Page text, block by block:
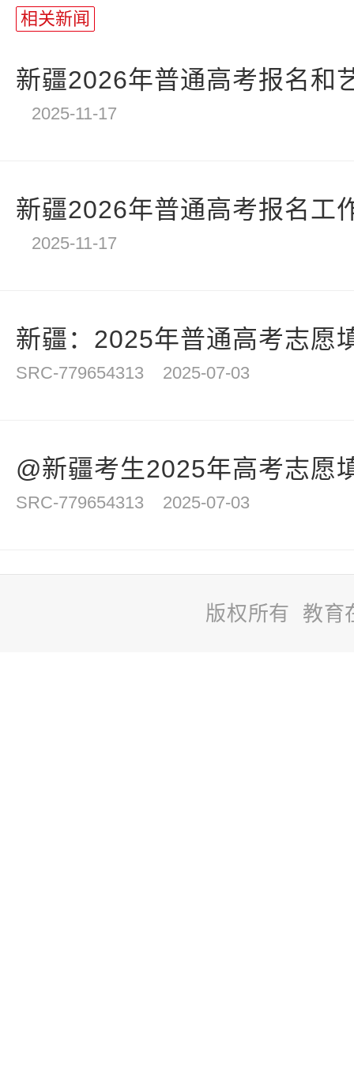
相关新闻
新疆2026年普通高考报名和
2025-11-17
新疆2026年普通高考报名工
2025-11-17
新疆：2025年普通高考志愿
SRC-779654313 2025-07-03
@新疆考生2025年高考志愿
SRC-779654313 2025-07-03
版权所有 教育